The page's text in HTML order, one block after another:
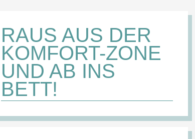
RAUS AUS DER
KOMFORT-ZONE
UND AB INS
BETT!